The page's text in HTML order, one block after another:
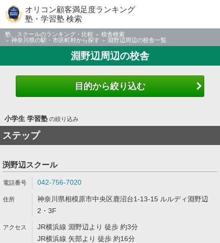
オリコン顧客満足度ランキング
塾・学習塾 検索
塾、スクールのランキング・比較
校舎検索
神奈川県の駅・市区町村から探す
淵野辺周辺の校舎一覧
淵野辺周辺の校舎
目的から絞り込む
小学生 学習塾の絞り込み
ステップ
渕野辺スクール
042-756-7020
神奈川県相模原市中央区鹿沼台1-13-15 ルルディ淵野辺
2・3F
JR横浜線 淵野辺より 徒歩 約3分
JR横浜線 矢部より 徒歩 約16分